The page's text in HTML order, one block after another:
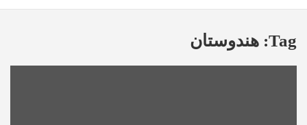
Tag: هندوستان